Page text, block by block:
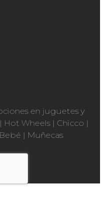
en juguetes y
| Hot Wheels | Chicco |
| Muñecas